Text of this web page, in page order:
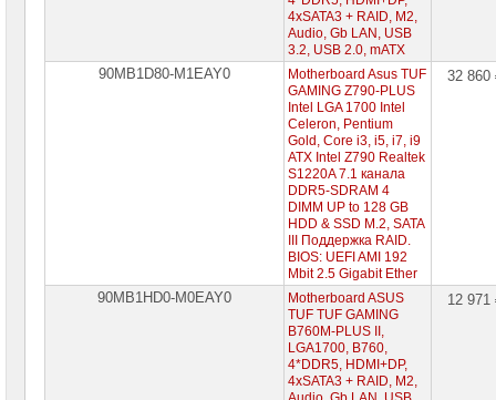
4xSATA3 + RAID, M2,
Audio, Gb LAN, USB
3.2, USB 2.0, mATX
90MB1D80-M1EAY0
Motherboard Asus TUF
GAMING Z790-PLUS
Intel LGA 1700 Intel
Celeron, Pentium
Gold, Core i3, i5, i7, i9
ATX Intel Z790 Realtek
S1220A 7.1 канала
DDR5-SDRAM 4
DIMM UP to 128 GB
HDD & SSD M.2, SATA
III Поддержка RAID.
BIOS: UEFI AMI 192
Mbit 2.5 Gigabit Ether
32
90MB1HD0-M0EAY0
Motherboard ASUS
TUF TUF GAMING
B760M-PLUS II,
LGA1700, B760,
4*DDR5, HDMI+DP,
4xSATA3 + RAID, M2,
12